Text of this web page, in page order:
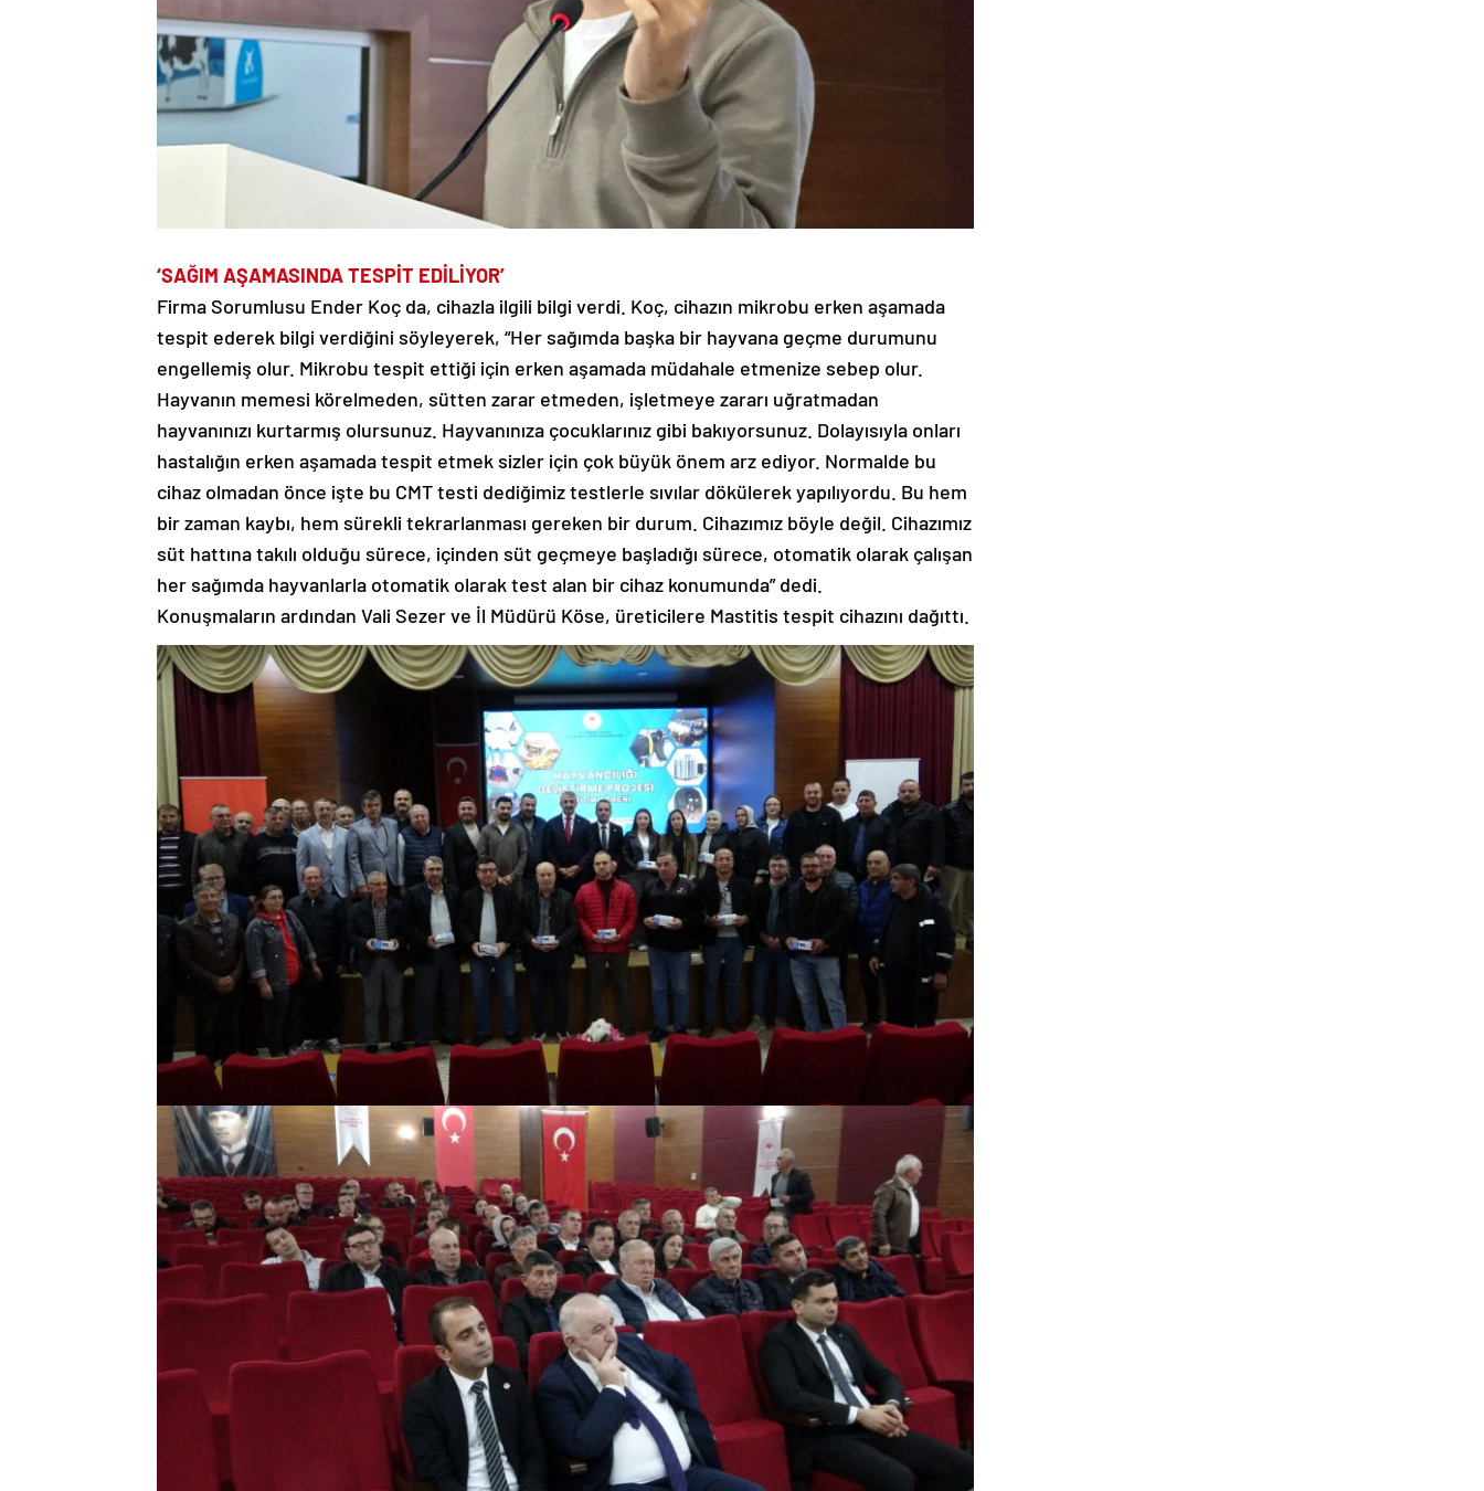
‘SAĞIM AŞAMASINDA TESPİT EDİLİYOR’
Firma Sorumlusu Ender Koç da, cihazla ilgili bilgi verdi. Koç, cihazın mikrobu erken aşamada
tespit ederek bilgi verdiğini söyleyerek, “Her sağımda başka bir hayvana geçme durumunu
engellemiş olur. Mikrobu tespit ettiği için erken aşamada müdahale etmenize sebep olur.
Hayvanın memesi körelmeden, sütten zarar etmeden, işletmeye zararı uğratmadan
hayvanınızı kurtarmış olursunuz. Hayvanınıza çocuklarınız gibi bakıyorsunuz. Dolayısıyla onları
hastalığın erken aşamada tespit etmek sizler için çok büyük önem arz ediyor. Normalde bu
cihaz olmadan önce işte bu CMT testi dediğimiz testlerle sıvılar dökülerek yapılıyordu. Bu hem
bir zaman kaybı, hem sürekli tekrarlanması gereken bir durum. Cihazımız böyle değil. Cihazımız
süt hattına takılı olduğu sürece, içinden süt geçmeye başladığı sürece, otomatik olarak çalışan
her sağımda hayvanlarla otomatik olarak test alan bir cihaz konumunda” dedi.
Konuşmaların ardından Vali Sezer ve İl Müdürü Köse, üreticilere Mastitis tespit cihazını dağıttı.